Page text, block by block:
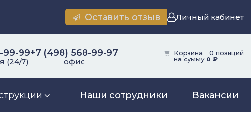
Оставить отзыв Личный кабинет
99-99
(24/7)
+7 (498) 568-99-97
офис
Корзина
0 позиций
на сумму 0 ₽
Наши сотрудники Вакансии